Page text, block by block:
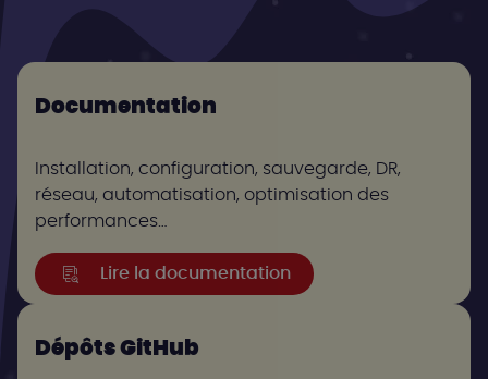
Documentation
Installation, configuration, sauvegarde, DR,
réseau, automatisation, optimisation des
performances…
Lire la documentation
Dépôts GitHub